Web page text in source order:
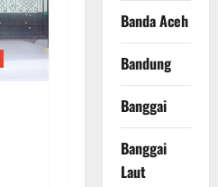
Banda Aceh
Bandung
Banggai
Banggai
Laut